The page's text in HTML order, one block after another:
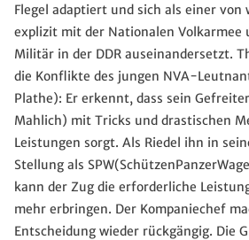
Flegel adaptiert und sich als einer von
explizit mit der Nationalen Volkarmee
Militär in der DDR auseinandersetzt.
die Konflikte des jungen NVA-
Plathe): Er erkennt, dass sein
Mahlich) mit Tricks und drastischen
Leistungen sorgt. Als Riedel ihn in
Stellung als
kann der Zug die erforderliche
mehr erbringen. Der Kompaniechef
Entscheidung wieder rückgängig. Die